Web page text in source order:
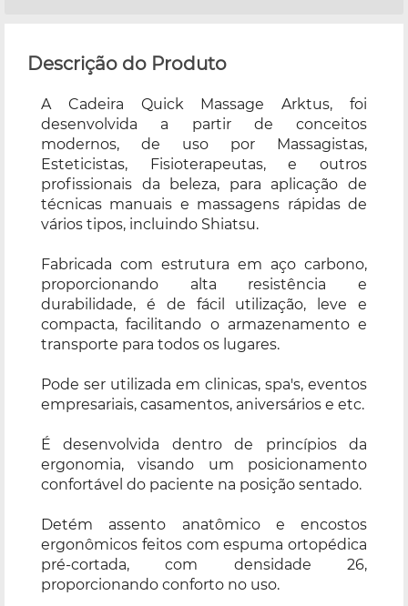
Descrição do Produto
A Cadeira Quick Massage Arktus, foi
desenvolvida a partir de conceitos
modernos, de uso por Massagistas,
Esteticistas, Fisioterapeutas, e outros
profissionais da beleza, para aplicação de
técnicas manuais e massagens rápidas de
vários tipos, incluindo Shiatsu.
Fabricada com estrutura em aço carbono,
proporcionando alta resistência e
durabilidade, é de fácil utilização, leve e
compacta, facilitando o armazenamento e
transporte para todos os lugares.
Pode ser utilizada em clinicas, spa's, eventos
empresariais, casamentos, aniversários e etc.
É desenvolvida dentro de princípios da
ergonomia, visando um posicionamento
confortável do paciente na posição sentado.
Detém assento anatômico e encostos
ergonômicos feitos com espuma ortopédica
pré-cortada, com densidade 26,
proporcionando conforto no uso.